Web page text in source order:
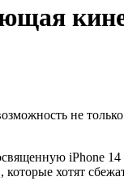
не
iPhone
хотят